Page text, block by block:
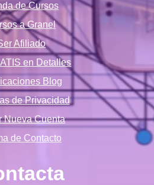
de Cursos
a Granel
Afiliado
en Detalles
Blog
de Privacidad
Nueva Cuenta
de Contacto